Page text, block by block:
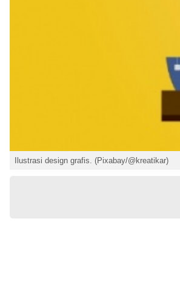
Ilustrasi design grafis. (Pixabay/@kreatikar)